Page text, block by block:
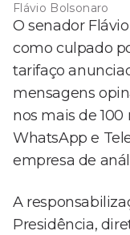
Flávio Bolsonaro
O senador
como culpado
tarifaço
mensagens
nos mais de
WhatsApp e
empresa de
A
Presidência,